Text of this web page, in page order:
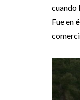
cuando
Fue en